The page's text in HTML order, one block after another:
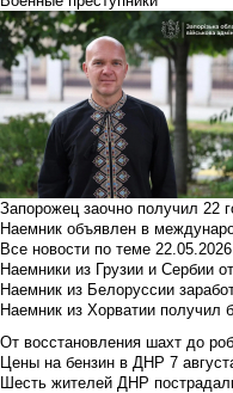
Запорожец заочно получил 22
Наемник объявлен в
Все новости по теме 22.05.2026
Наемники из Грузии и Сербии
Наемник из Белоруссии
Наемник из Хорватии получил
От восстановления шахт до
Цены на бензин в ДНР 7
Шесть жителей ДНР